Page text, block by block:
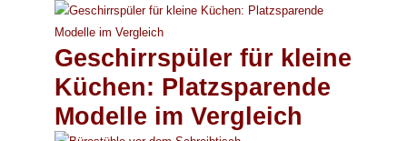
Geschirrspüler für kleine
Küchen: Platzsparende
Modelle im Vergleich